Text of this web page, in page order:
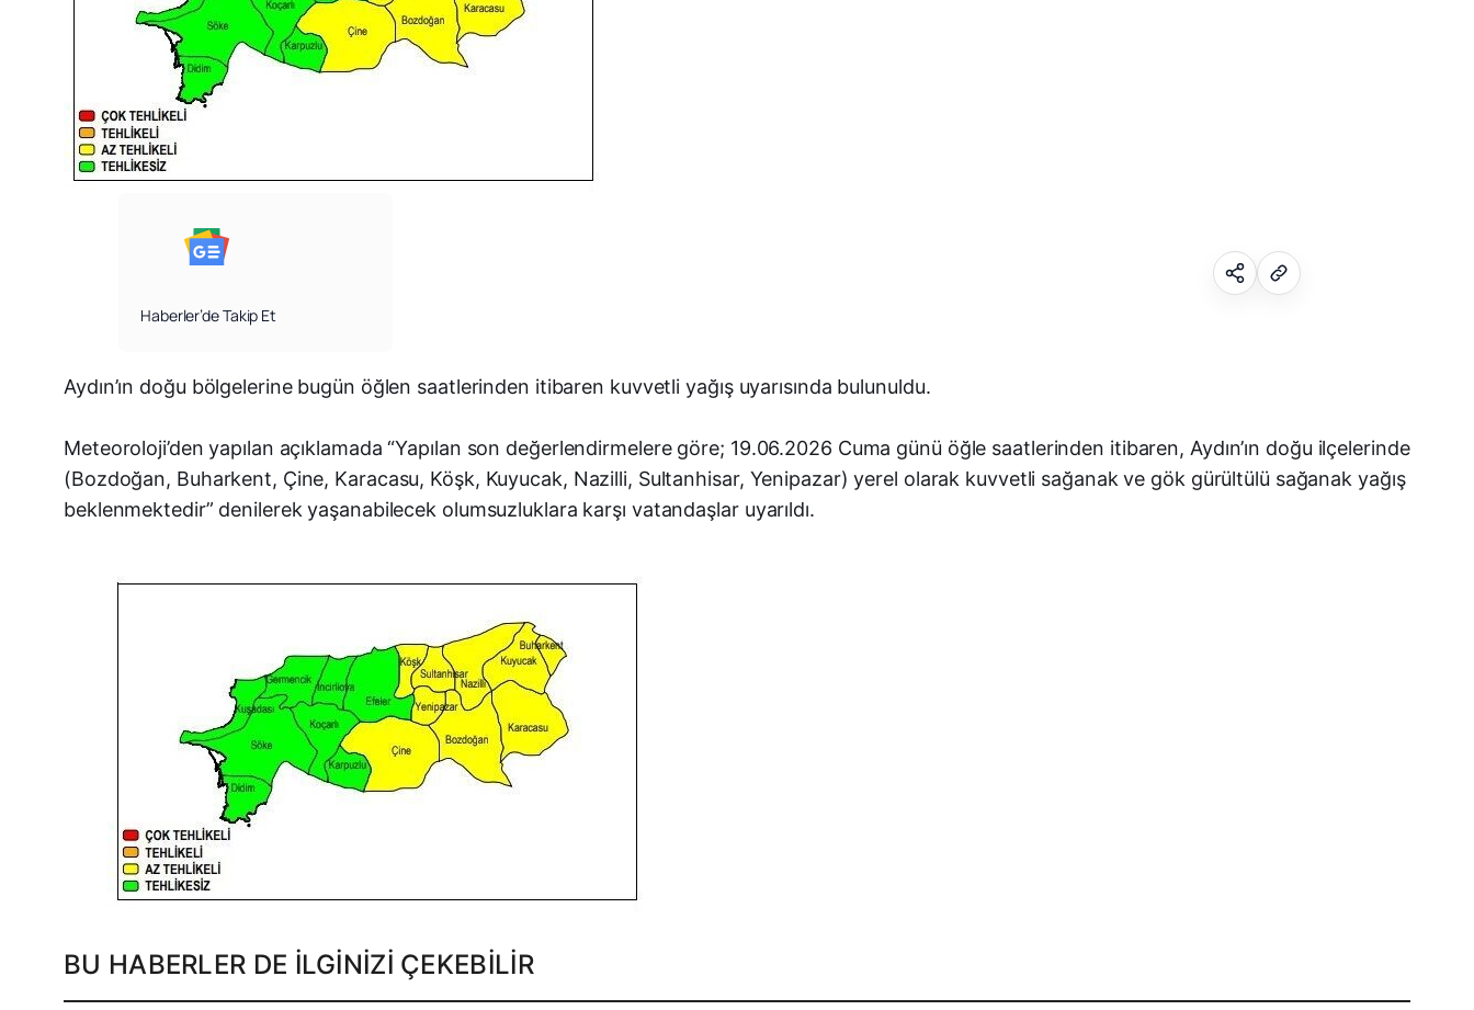
Haberler’de Takip Et
X (Twitter)
WhatsApp
Aydın’ın doğu bölgelerine bugün öğlen saatlerinden itibaren kuvvetli yağış uyarısında bulunuldu.
Meteoroloji’den yapılan açıklamada “Yapılan son değerlendirmelere göre; 19.06.2026 Cuma günü öğle saatlerinden itibaren, Aydın’ın doğu ilçelerinde
(Bozdoğan, Buharkent, Çine, Karacasu, Köşk, Kuyucak, Nazilli, Sultanhisar, Yenipazar) yerel olarak kuvvetli sağanak ve gök gürültülü sağanak yağış
beklenmektedir” denilerek yaşanabilecek olumsuzluklara karşı vatandaşlar uyarıldı.
BU HABERLER DE İLGINIZI ÇEKEBILIR